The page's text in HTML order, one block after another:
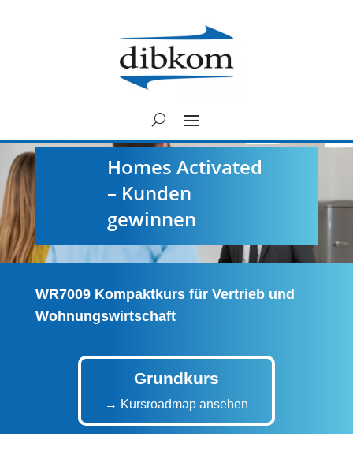
Homes Activated
– Kunden
gewinnen
WR7009 Kompaktkurs für Vertrieb und
Wohnungswirtschaft
Grundkurs
→ Kursroadmap ansehen